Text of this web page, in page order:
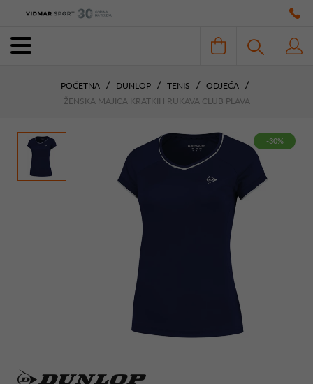
POČETNA DUNLOP TENIS
ODJEĆA
ŽENSKA MAJICA KRATKIH RUKAVA CLUB PLAVA
-30%